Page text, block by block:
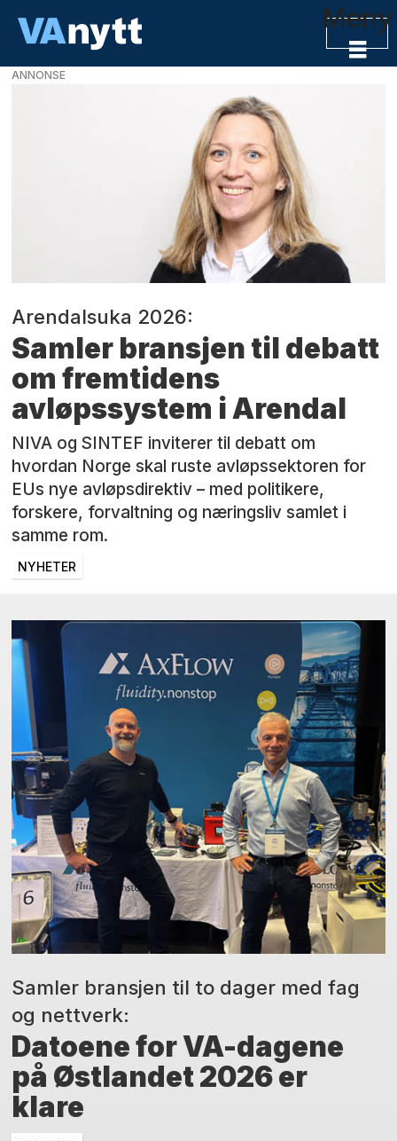
Meny
bransjens
nyhetskanal
ANNONSE
Arendalsuka 2026:
Samler bransjen til debatt
om fremtidens
avløpssystem i Arendal
NIVA og SINTEF inviterer til debatt om
hvordan Norge skal ruste avløpssektoren for
EUs nye avløpsdirektiv – med politikere,
forskere, forvaltning og næringsliv samlet i
samme rom.
NYHETER
Samler bransjen til to dager med fag
og nettverk:
Datoene for VA-dagene
på Østlandet 2026 er
klare